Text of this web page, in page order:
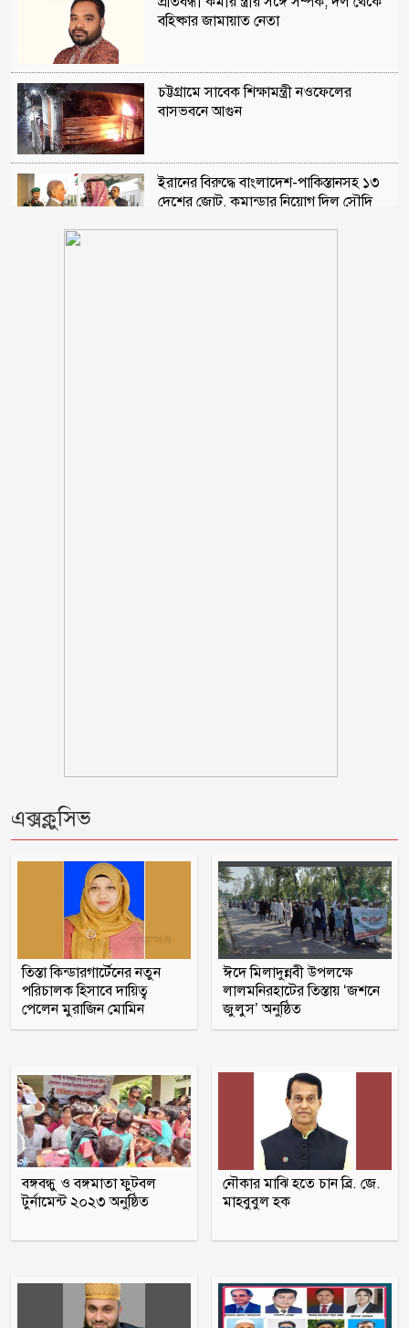
বহিষ্কার জামায়াত নেতা
চট্টগ্রামে সাবেক শিক্ষামন্ত্রী নওফেলের
বাসভবনে আগুন
ইরানের বিরুদ্ধে বাংলাদেশ-পাকিস্তানসহ ১৩
দেশের জোট, কমান্ডার নিয়োগ দিল সৌদি
বিএনপির এমপিকে আইনি নোটিশ পাঠালেন
আসিফ মাহমুদ
ছাত্রীকে কুপ্রস্তাব দেওয়ার অভিযোগে শিক্ষকের
বিরুদ্ধে ইউএনও বরাবর লিখিত অভিযোগ
রাণীনগরে ভ্রাম্যমান আদালতে ২জনের
কারাদন্ড
শরণখোলায় মাদক কারবারিদের গ্রেফতারের
পর ওসির বিরুদ্ধে ষড়যন্ত্রের প্রতিবাদে
মানববন্ধন
পুলিশকে পিটিয়ে রক্তাক্ত করেছি এ দৃশ্য কি
আপনারা দেখেননি, সমাবেশে এনসিপি নেতা
এক্সক্লুসিভ
তিস্তা কিন্ডারগার্টেনের নতুন
পরিচালক হিসাবে দায়িত্ব
পেলেন মুরাজিন মোমিন
ঈদে মিলাদুন্নবী উপলক্ষে
লালমনিরহাটের তিস্তায় ‘জশনে
জুলুস’ অনুষ্ঠিত
বঙ্গবন্ধু ও বঙ্গমাতা ফুটবল
টুর্নামেন্ট ২০২৩ অনুষ্ঠিত
নৌকার মাঝি হতে চান ব্রি. জে.
মাহবুবুল হক